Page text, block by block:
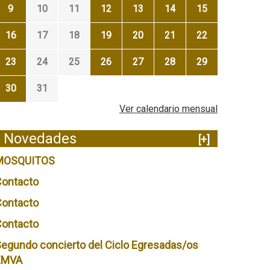
9 10 11 12 13 14 15
16 17 18 19 20 21 22
23 24 25 26 27 28 29
30
31
Ver calendario mensual
Novedades
[+]
concierto del Ciclo Egresadas/os